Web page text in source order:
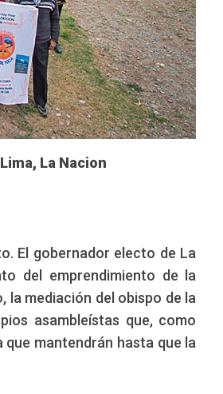
La Nacion
El gobernador electo de La
del emprendimiento de la
la mediación del obispo de la
asambleístas que, como
mantendrán hasta que la